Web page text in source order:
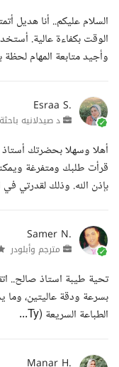
السلام عليكم.. أنا هديل
وأجيد متابعة المهام
Esraa S.
د صيدلانيه
أهلا وسهلا بحضرتك
قرأت طلبك ومتفرغة
بإذن الله. وذلك لقدرتي في
Samer N.
مترجم وأبلودر
تحية طيبة استاذ صالح..
بسرعة ودقة عاليتين، وما
الطباعة السريعة (Ty...
Manar H.